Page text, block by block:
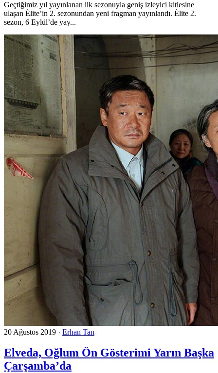
Geçtiğimiz yıl yayınlanan ilk sezonuyla geniş izleyici kitlesine
ulaşan Élite’in 2. sezonundan yeni fragman yayınlandı. Élite 2.
sezon, 6 Eylül’de yay...
20 Ağustos 2019 · Erhan Tan
Elveda, Oğlum Ön Gösterimi Yarın Başka
Çarşamba’da